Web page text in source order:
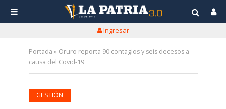
Ingresar
Portada » Oruro reporta 90 contagios y seis decesos a
causa del Covid-19
GESTIÓN